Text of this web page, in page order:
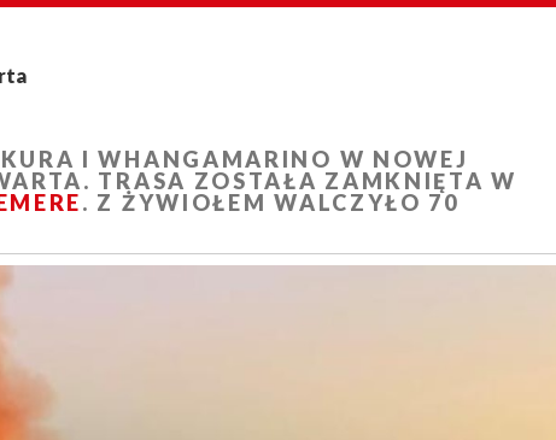
I WHANGAMARINO W NOWEJ
TRASA ZOSTAŁA ZAMKNIĘTA W
. Z ŻYWIOŁEM WALCZYŁO 70